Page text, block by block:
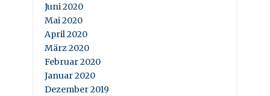
Juni 2020
Mai 2020
April 2020
März 2020
Februar 2020
Januar 2020
Dezember 2019